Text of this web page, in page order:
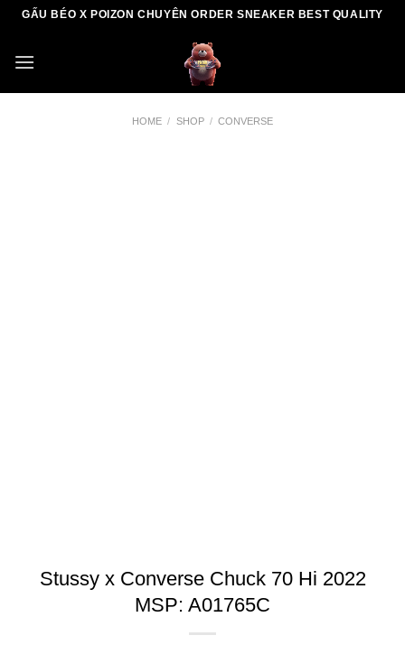
Skip
content
GẤU BÉO X POIZON CHUYÊN ORDER SNEAKER BEST QUALITY
HOME / SHOP / CONVERSE
Stussy x Converse Chuck 70 Hi 2022
MSP: A01765C